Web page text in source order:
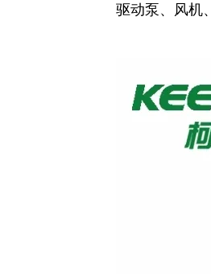
驱动泵、风机